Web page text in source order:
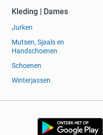
Kleding | Dames
Jurken
Mutsen, Sjaals en
Handschoenen
Schoenen
Winterjassen